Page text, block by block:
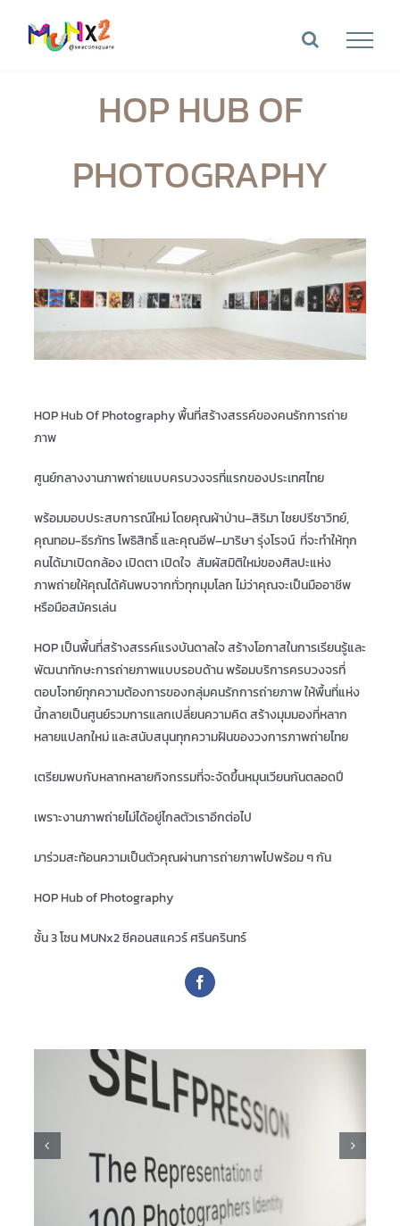
HOP HUB OF
PHOTOGRAPHY
HOP Hub Of Photographyพื้นที่สร้างสรรค์ของคนรักการถ่าย
ภาพ
ศูนย์กลางงานภาพถ่ายแบบครบวงจรที่แรกของประเทศไทย
พร้อมมอบประสบการณ์ใหม่ โดยคุณผ้าป่าน–สิริมา ไชยปรีชาวิทย์,
คุณทอม-ธีรภัทร โพธิสิทธิ์ และคุณอีฟ–มาริษา รุ่งโรจน์ ที่จะทำให้ทุก
คนได้มาเปิดกล้อง เปิดตา เปิดใจ สัมผัสมิติใหม่ของศิลปะแห่ง
ภาพถ่ายให้คุณได้ค้นพบจากทั่วทุกมุมโลก ไม่ว่าคุณจะเป็นมืออาชีพ
หรือมือสมัครเล่น
HOPเป็นพื้นที่สร้างสรรค์แรงบันดาลใจ สร้างโอกาสในการเรียนรู้และ
พัฒนาทักษะการถ่ายภาพแบบรอบด้าน พร้อมบริการครบวงจรที่
ตอบโจทย์ทุกความต้องการของกลุ่มคนรักการถ่ายภาพ ให้พื้นที่แห่ง
นี้กลายเป็นศูนย์รวมการแลกเปลี่ยนความคิด สร้างมุมมองที่หลาก
หลายแปลกใหม่ และสนับสนุนทุกความฝันของวงการภาพถ่ายไทย
เตรียมพบกับหลากหลายกิจกรรมที่จะจัดขึ้นหมุนเวียนกันตลอดปี
เพราะงานภาพถ่ายไม่ได้อยู่ไกลตัวเราอีกต่อไป
มาร่วมสะท้อนความเป็นตัวคุณผ่านการถ่ายภาพไปพร้อม ๆ กัน
HOP Hub of Photography
ชั้น3โซนMUNx2ซีคอนสแควร์ ศรีนครินทร์